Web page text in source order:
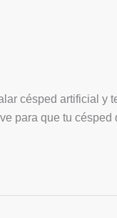
césped artificial
para que tu césped